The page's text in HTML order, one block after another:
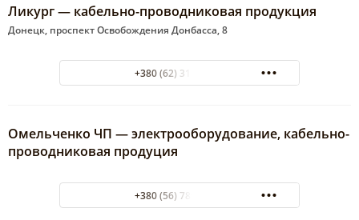
Ликург — кабельно-проводниковая продукция
Донецк, проспект Освобождения Донбасса, 8
+380 (62) 311-81-18
Омельченко ЧП — электрооборудование, кабельно-
проводниковая продуция
+380 (56) 789-23-65